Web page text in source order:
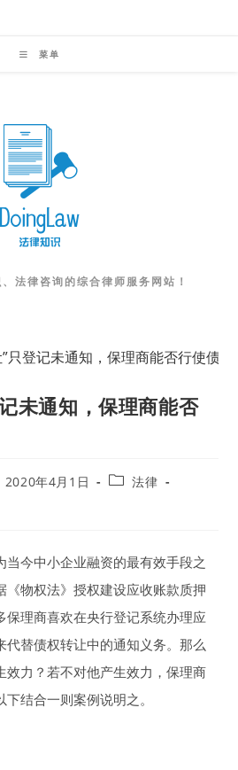
菜单
法律咨询的综合律师服务网站！
只登记未通知，保理商能否行使债
未通知，保理商能否
2020年4月1日
Post法律
当今中小企业融资的最有效手段之
《物权法》授权建设应收账款质押
保理商喜欢在央行登记系统办理应
代替债权转让中的通知义务。那么
效力？若不对他产生效力，保理商
结合一则案例说明之。